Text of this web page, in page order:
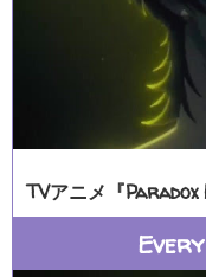
TVアニメ『Paradox